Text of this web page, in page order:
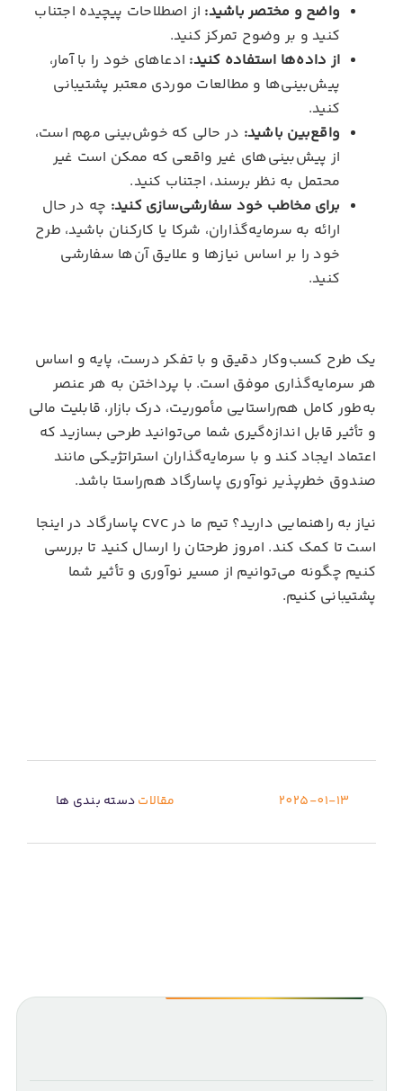
واضح و مختصر باشید: از اصطلاحات پیچیده اجتناب
کنید و بر وضوح تمرکز کنید.
از داده‌ها استفاده کنید: ادعاهای خود را با آمار،
پیش‌بینی‌ها و مطالعات موردی معتبر پشتیبانی
کنید.
واقع‌بین باشید: در حالی که خوش‌بینی مهم است،
از پیش‌بینی‌های غیر واقعی که ممکن است غیر
محتمل به نظر برسند، اجتناب کنید.
برای مخاطب خود سفارشی‌سازی کنید: چه در حال
ارائه به سرمایه‌گذاران، شرکا یا کارکنان باشید، طرح
خود را بر اساس نیازها و علایق آن‌ها سفارشی
کنید.
یک طرح کسب‌وکار دقیق و با تفکر درست، پایه و اساس
هر سرمایه‌گذاری موفق است. با پرداختن به هر عنصر
به‌طور کامل هم‌راستایی مأموریت، درک بازار، قابلیت مالی
و تأثیر قابل اندازه‌گیری شما می‌توانید طرحی بسازید که
اعتماد ایجاد کند و با سرمایه‌گذاران استراتژیکی مانند
صندوق خطرپذیر نوآوری پاسارگاد هم‌راستا باشد.
نیاز به راهنمایی دارید؟ تیم ما در CVC پاسارگاد در اینجا
است تا کمک کند. امروز طرحتان را ارسال کنید تا بررسی
کنیم چگونه می‌توانیم از مسیر نوآوری و تأثیر شما
پشتیبانی کنیم.
2025-01-13 مقالاتدسته بندی ها